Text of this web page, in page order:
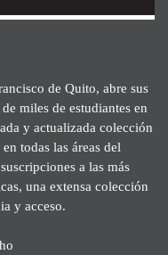
de Quito, abre sus
miles de estudiantes en
y actualizada colección
todas las áreas del
a las más
una extensa colección
y acceso.